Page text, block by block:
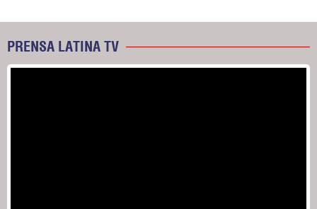
PRENSA LATINA TV